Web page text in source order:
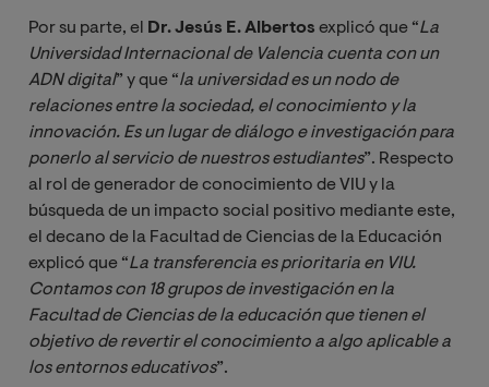
Por su parte, el Dr. Jesús E. Albertos explicó que “La
Universidad Internacional de Valencia cuenta con un
ADN digital” y que “la universidad es un nodo de
relaciones entre la sociedad, el conocimiento y la
innovación. Es un lugar de diálogo e investigación para
ponerlo al servicio de nuestros estudiantes”. Respecto
al rol de generador de conocimiento de VIU y la
búsqueda de un impacto social positivo mediante este,
el decano de la Facultad de Ciencias de la Educación
explicó que “La transferencia es prioritaria en VIU.
Contamos con 18 grupos de investigación en la
Facultad de Ciencias de la educación que tienen el
objetivo de revertir el conocimiento a algo aplicable a
los entornos educativos”.